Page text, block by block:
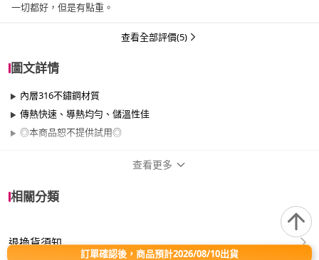
一切都好，但是有點重。
查看全部評價(5)
圖文詳情
內層316不鏽鋼材質
傳熱快速、導熱均勻、儲溫性佳
◎本商品恕不提供試用◎
尺寸 35cm~40cm
查看更多
相關分類
退換貨須知
訂單確認後，商品預計2026/08/10出貨